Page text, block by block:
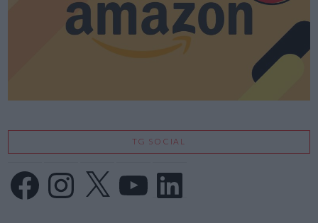
TG SOCIAL
FacebookInstagram
X LinkedIn